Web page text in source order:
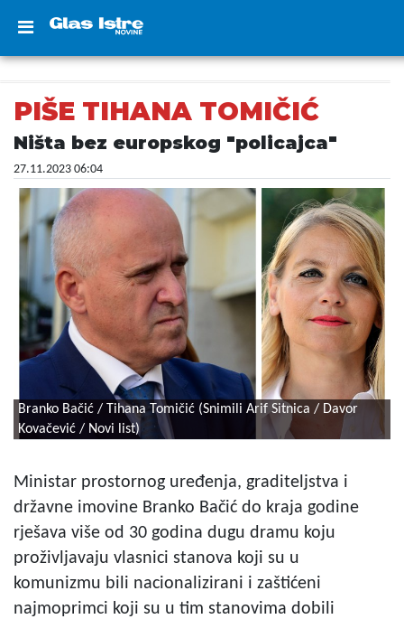
PIŠE TIHANA TOMIČIĆ
Ništa bez europskog "policajca"
27.11.2023 06:04
Branko Bačić / Tihana Tomičić (Snimili Arif Sitnica / Davor
Kovačević / Novi list)
Ministar prostornog uređenja, graditeljstva i
državne imovine Branko Bačić do kraja godine
rješava više od 30 godina dugu dramu koju
proživljavaju vlasnici stanova koji su u
komunizmu bili nacionalizirani i zaštićeni
najmoprimci koji su u tim stanovima dobili